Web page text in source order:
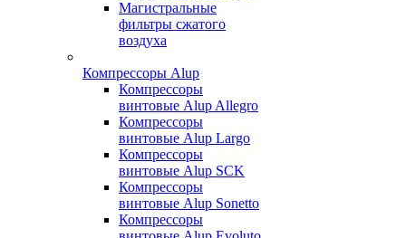
Магистральные
фильтры сжатого
воздуха
Компрессоры Alup
Компрессоры
винтовые Alup Allegro
Компрессоры
винтовые Alup Largo
Компрессоры
винтовые Alup SCK
Компрессоры
винтовые Alup Sonetto
Компрессоры